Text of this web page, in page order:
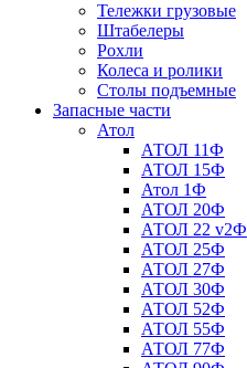
Тележки грузовые
Штабелеры
Рохли
Колеса и ролики
Столы подъемные
Запасные части
Атол
АТОЛ 11Ф
АТОЛ 15Ф
Атол 1Ф
АТОЛ 20Ф
АТОЛ 22 v2Ф
АТОЛ 25Ф
АТОЛ 27Ф
АТОЛ 30Ф
АТОЛ 52Ф
АТОЛ 55Ф
АТОЛ 77Ф